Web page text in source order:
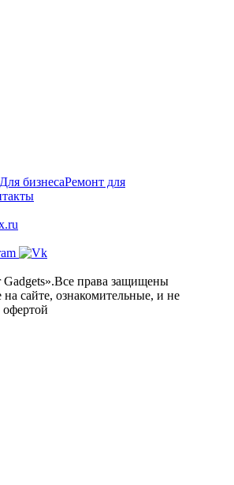
Для бизнесаРемонт для
права защищены
сайте, ознакомительные, и не